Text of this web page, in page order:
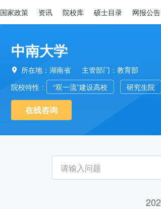
国家政策 资讯 院校库 硕士目录 网报公告
中南大学
 所在地：湖南省
主管部门：教育部
院校特性：
“双一流”建设高校 研究生院
在线咨询